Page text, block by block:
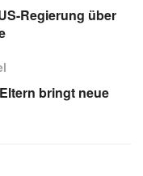
Regierung über
bringt neue